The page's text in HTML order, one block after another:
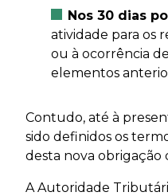
Nos 30 dias
atividade para os
ou à ocorrência
elementos
Contudo, até à
sido definidos os
desta nova obrigação
A Autoridade